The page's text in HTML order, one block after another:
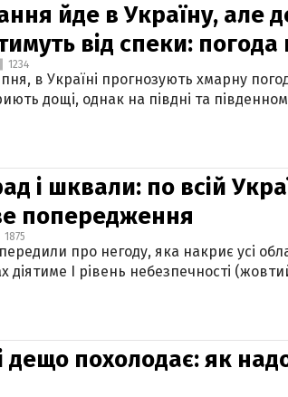
йде в Україну, але
від спеки:
1234
в Україні прогнозують хмарну
дощі, однак на півдні та
і шквали: по всій
попередження
1875
про негоду, яка накриє усі
діятиме І рівень небезпечності
дещо похолодає: як